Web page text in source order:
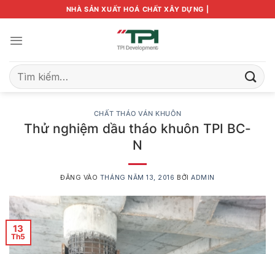
qua
nội
NHÀ SẢN XUẤT HOÁ CHẤT XÂY DỰNG |
Tìm
kiếm:
CHẤT THÁO VÁN KHUÔN
Thử nghiệm dầu tháo khuôn TPI BC-
N
ĐĂNG VÀO THÁNG NĂM 13, 2016 BỞIADMIN
13
Th5